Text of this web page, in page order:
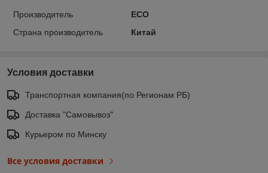
Производитель
ECO
Страна производитель
Китай
Условия доставки
Транспортная компания(по Регионам РБ)
Доставка "Самовывоз"
Курьером по Минску
Все условия доставки